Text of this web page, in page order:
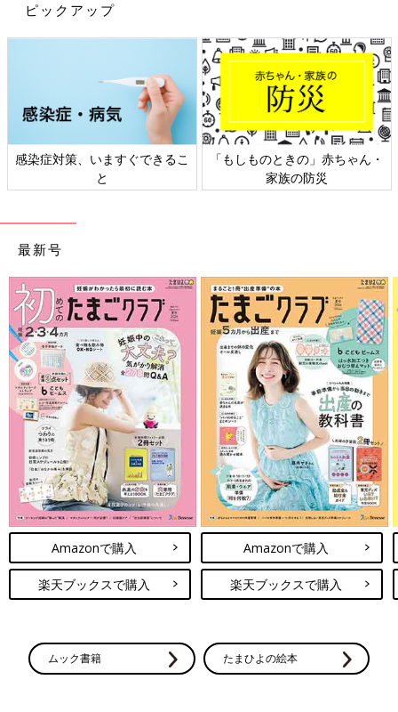
ピックアップ
感染症対策、いますぐできるこ
と
「もしものときの」赤ちゃん・
家族の防災
最新号
Amazonで購入
楽天ブックスで購入
Amazonで購入
楽天ブックスで購入
ムック書籍 たまひよの絵本